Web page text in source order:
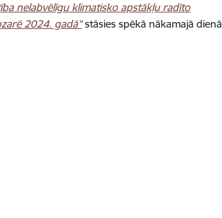
nelabvēlīgu klimatisko apstākļu radīto
2024. gadā”stāsies spēkā nākamajā dienā